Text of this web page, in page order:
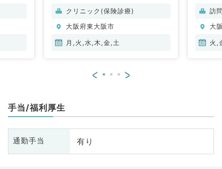
クリニック(保険診療)
大阪府東大阪市
月,火,水,木,金,土
訪
大
火,
< >
手当/福利厚生
通勤手当 有り